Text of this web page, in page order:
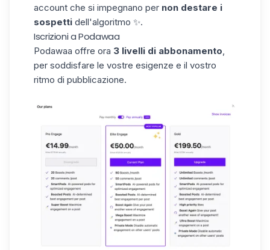
account che si impegnano per non destare i
sospetti dell'algoritmo ✨.
Iscrizioni a Podawaa
Podawaa offre ora 3 livelli di abbonamento,
per soddisfare le vostre esigenze e il vostro
ritmo di pubblicazione.